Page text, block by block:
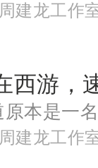
周建龙工作
周建龙工作